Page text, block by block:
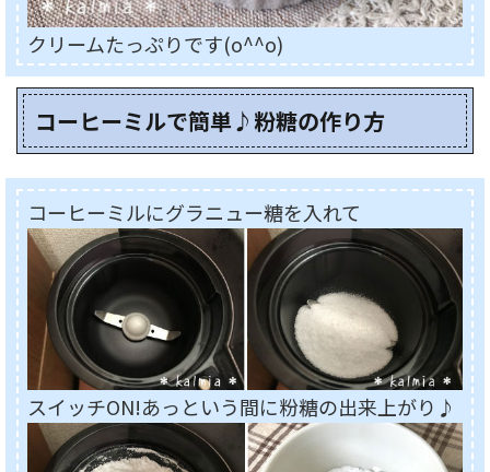
クリームたっぷりです(o^^o)
コーヒーミルで簡単♪粉糖の作り方
コーヒーミルにグラニュー糖を入れて
スイッチON!あっという間に粉糖の出来上がり♪